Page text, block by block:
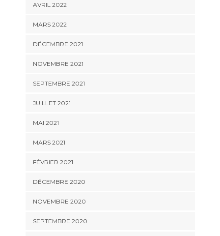
AVRIL 2022
MARS 2022
DÉCEMBRE 2021
NOVEMBRE 2021
SEPTEMBRE 2021
JUILLET 2021
MAI 2021
MARS 2021
FÉVRIER 2021
DÉCEMBRE 2020
NOVEMBRE 2020
SEPTEMBRE 2020